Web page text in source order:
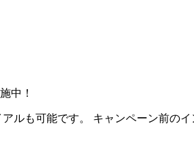
中！
も可能です。 キャンペーン前のイ